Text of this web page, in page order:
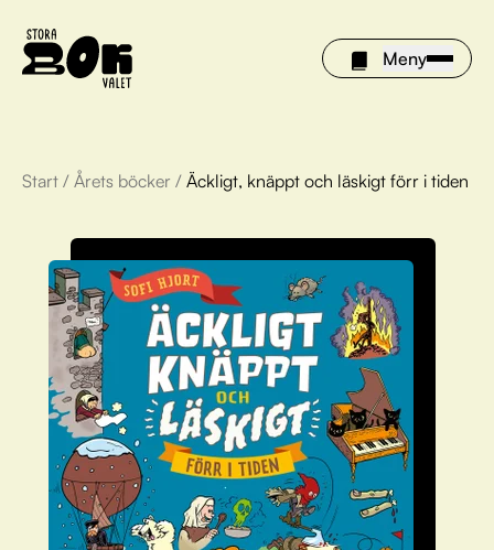
Meny
Årets böcker
Om Stora bokvalet
Olivia tipsar
Vinnare
FAQ
För bibliotek
Start / Årets böcker / Äckligt, knäppt och läskigt förr i tiden